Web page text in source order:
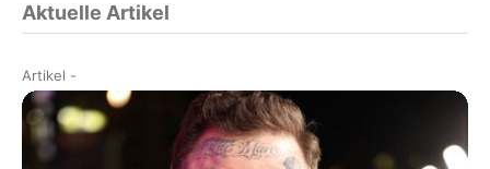
Aktuelle Artikel
Artikel -